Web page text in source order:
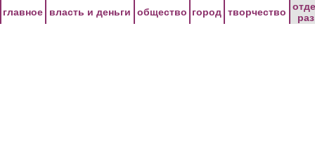
главное власть и деньги общество город творчество